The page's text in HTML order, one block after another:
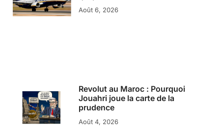
Août 6, 2026
Revolut au Maroc : Pourquoi
Jouahri joue la carte de la
prudence
Août 4, 2026